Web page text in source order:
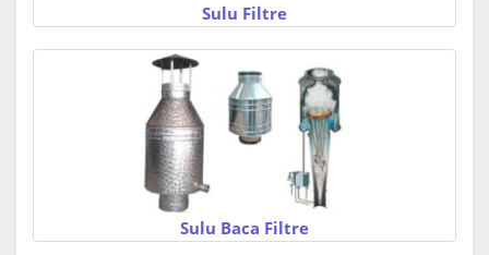
Sulu Filtre
Sulu Baca Filtre